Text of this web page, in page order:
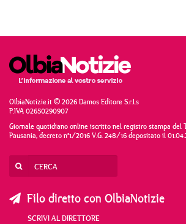
OlbiaNotizie.it © 2026 Damos Editore S.r.l.s
P.IVA 02650290907
Giornale quotidiano online iscritto nel registro stampa del
Pausania, decreto n°1/2016 V.G. 248/16 depositato il
Filo diretto con OlbiaNotizie
SCRIVI AL DIRETTORE